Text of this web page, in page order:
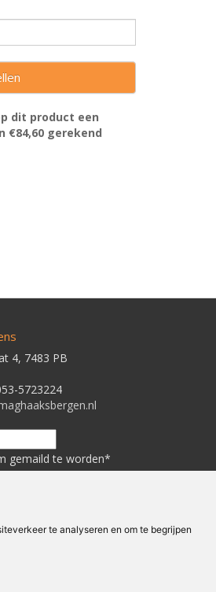
te analyseren en om te begrijpen
dit product een
€84,60 gerekend
4, 7483 PB
5723224
gemaild te worden*
onsPrivacybeleid*